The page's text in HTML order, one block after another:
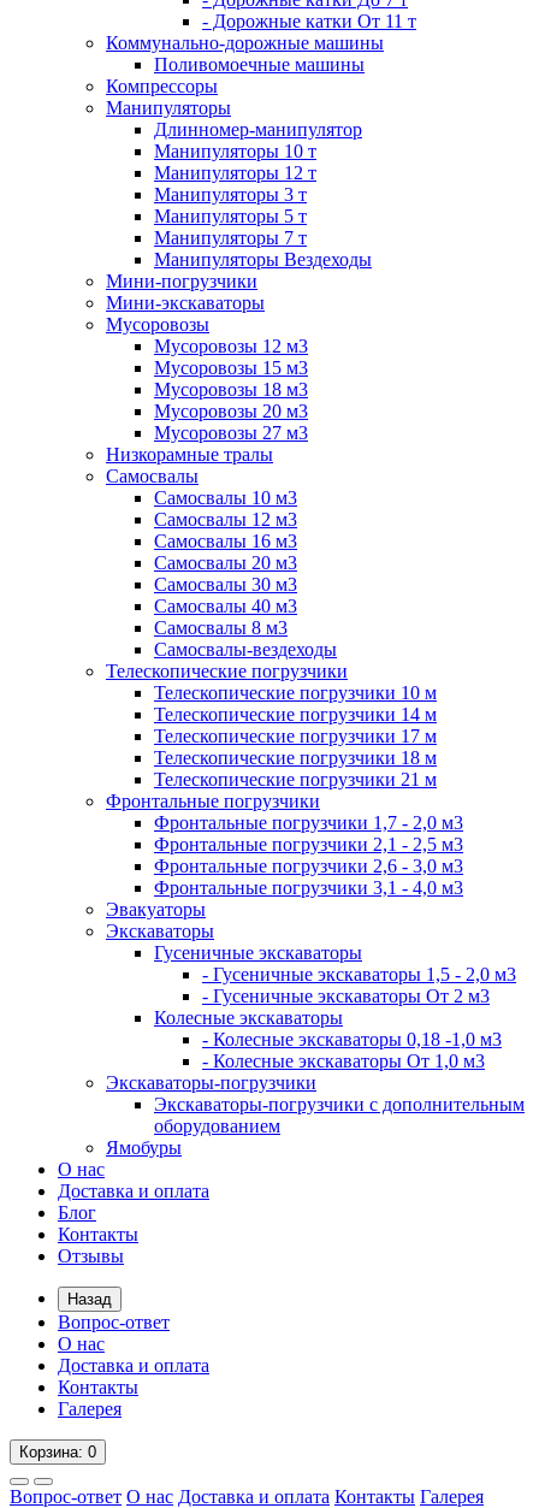
- Дорожные катки От 11 т
Коммунально-дорожные машины
Поливомоечные машины
Компрессоры
Манипуляторы
Длинномер-манипулятор
Манипуляторы 10 т
Манипуляторы 12 т
Манипуляторы 3 т
Манипуляторы 5 т
Манипуляторы 7 т
Манипуляторы Вездеходы
Мини-погрузчики
Мини-экскаваторы
Мусоровозы
Мусоровозы 12 м3
Мусоровозы 15 м3
Мусоровозы 18 м3
Мусоровозы 20 м3
Мусоровозы 27 м3
Низкорамные тралы
Самосвалы
Самосвалы 10 м3
Самосвалы 12 м3
Самосвалы 16 м3
Самосвалы 20 м3
Самосвалы 30 м3
Самосвалы 40 м3
Самосвалы 8 м3
Самосвалы-вездеходы
Телескопические погрузчики
Телескопические погрузчики 10 м
Телескопические погрузчики 14 м
Телескопические погрузчики 17 м
Телескопические погрузчики 18 м
Телескопические погрузчики 21 м
Фронтальные погрузчики
Фронтальные погрузчики 1,7 - 2,0 м3
Фронтальные погрузчики 2,1 - 2,5 м3
Фронтальные погрузчики 2,6 - 3,0 м3
Фронтальные погрузчики 3,1 - 4,0 м3
Эвакуаторы
Экскаваторы
Гусеничные экскаваторы
- Гусеничные экскаваторы 1,5 - 2,0 м3
- Гусеничные экскаваторы От 2 м3
Колесные экскаваторы
- Колесные экскаваторы 0,18 -1,0 м3
- Колесные экскаваторы От 1,0 м3
Экскаваторы-погрузчики
Экскаваторы-погрузчики с дополнительным
оборудованием
Ямобуры
О нас
Доставка и оплата
Блог
Контакты
Отзывы
Назад
Вопрос-ответ
О нас
Доставка и оплата
Контакты
Галерея
Корзина: 0
Вопрос-ответ О нас Доставка и оплата Контакты Галерея